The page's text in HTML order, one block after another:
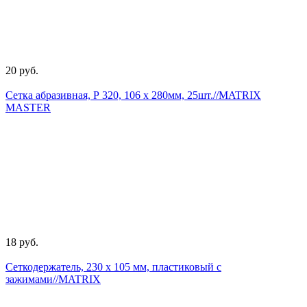
20 руб.
Сетка абразивная, Р 320, 106 х 280мм, 25шт.//MATRIX
MASTER
18 руб.
Сеткодержатель, 230 х 105 мм, пластиковый с
зажимами//MATRIX